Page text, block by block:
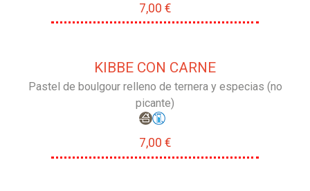
7,00 €
KIBBE CON CARNE
Pastel de boulgour relleno de ternera y especias (no
picante)
7,00 €